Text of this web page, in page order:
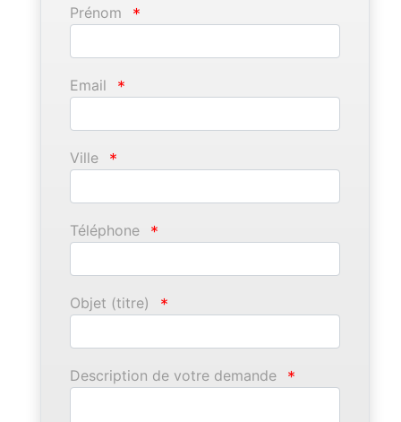
Prénom *
Email *
Ville *
Téléphone *
Objet (titre) *
Description de votre demande *